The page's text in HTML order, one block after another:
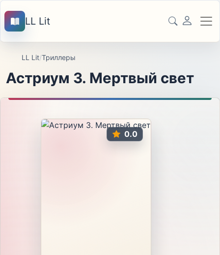
LL Lit
LL Lit/Триллеры
Астриум 3. Мертвый свет
0.0